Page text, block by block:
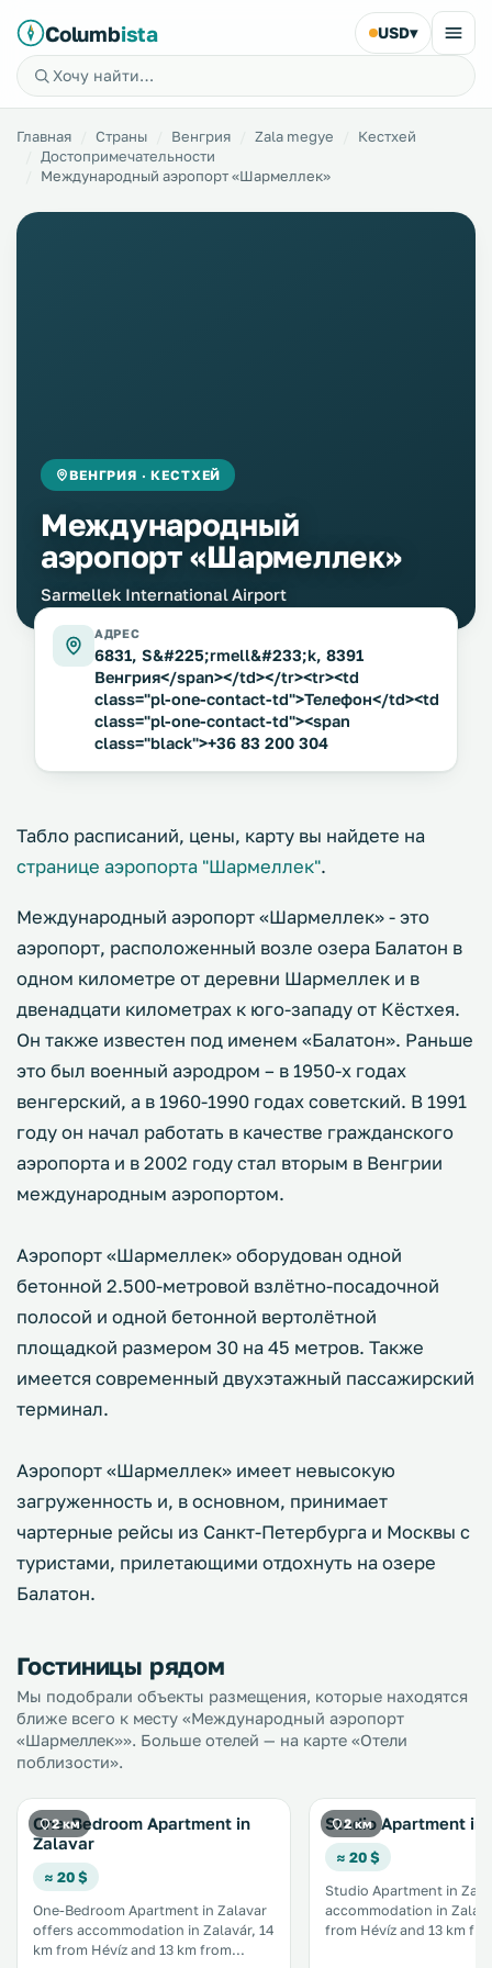
Columbista USD▾
Главная Страны Венгрия Zala megye
Кестхей
Достопримечательности
Международный аэропорт «Шармеллек»
ВЕНГРИЯ · КЕСТХЕЙ
Международный
аэропорт «Шармеллек»
Sarmellek International Airport
АДРЕС
6831, S&#225;rmell&#233;k, 8391
Венгрия</span></td></tr><tr><td
class="pl-one-contact-td">Телефон</td><td
class="pl-one-contact-td"><span
class="black">+36 83 200 304
Табло расписаний, цены, карту вы найдете на
странице аэропорта "Шармеллек".
Международный аэропорт «Шармеллек» - это
аэропорт, расположенный возле озера Балатон в
одном километре от деревни Шармеллек и в
двенадцати километрах к юго-западу от Кёстхея.
Он также известен под именем «Балатон». Раньше
это был военный аэродром – в 1950-х годах
венгерский, а в 1960-1990 годах советский. В 1991
году он начал работать в качестве гражданского
аэропорта и в 2002 году стал вторым в Венгрии
международным аэропортом.
Аэропорт «Шармеллек» оборудован одной
бетонной 2.500-метровой взлётно-посадочной
полосой и одной бетонной вертолётной
площадкой размером 30 на 45 метров. Также
имеется современный двухэтажный пассажирский
терминал.
Аэропорт «Шармеллек» имеет невысокую
загруженность и, в основном, принимает
чартерные рейсы из Санкт-Петербурга и Москвы с
туристами, прилетающими отдохнуть на озере
Балатон.
Гостиницы рядом
Мы подобрали объекты размещения, которые находятся
ближе всего к месту «Международный аэропорт
«Шармеллек»». Больше отелей — на карте «Отели
поблизости».
2 км
One-Bedroom Apartment in
Zalavar
≈ 20 $
One-Bedroom Apartment in Zalavar
offers accommodation in Zalavár, 14
km from Hévíz and 13 km from
2 км
Studio Apartment in
≈ 20 $
Studio Apartment in
accommodation in
from Hévíz and 13 km